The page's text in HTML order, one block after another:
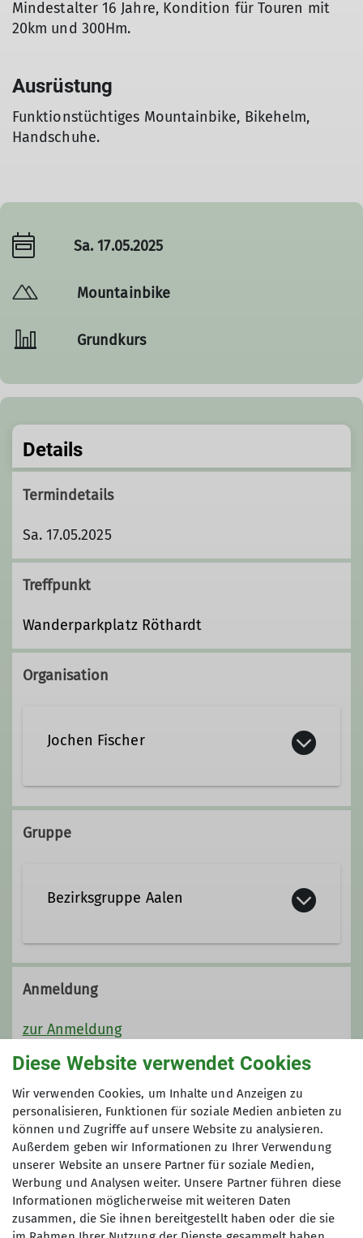
Mindestalter 16 Jahre, Kondition für Touren mit
20km und 300Hm.
Ausrüstung
Funktionstüchtiges Mountainbike, Bikehelm,
Handschuhe.
Sa. 17.05.2025
Mountainbike
Grundkurs
Details
Termindetails
Sa. 17.05.2025
Treffpunkt
Wanderparkplatz Röthardt
Organisation
Jochen Fischer
Qualifikationen
Gruppe
Bezirksgruppe Aalen
Mit über 3000 Mitgliedern gehört die
Bezirksgruppe Aalen zu den größten
Sportvereinen in Aalen. Sie ist eine
der größeren Bezirksgruppen der DAV
Sektion Schwaben und eine der
ältesten: Sie wurde 1930 gegründet.
Derzeit sind in Aalen sieben Gruppen
für Erwachsene und elf Gruppen für
Kinder und Jugendliche aktiv.
Ob einfache Wanderungen,
ausgesetzte Klettersteige, Sport- und
Alpinklettern, Eis- und Hochtouren,
Schneeschuh- und Skitouren oder
Mountainbiken, das alles könnt ihr
Anmeldung
zur Anmeldung
30 € für Sektionsmitglieder
35 € für DAV-Mitglieder
45 € für Nichtmitglieder
Maximale Teilnehmeranzahl
Diese Website verwendet Cookies
Wir verwenden Cookies, um Inhalte und Anzeigen zu
personalisieren, Funktionen für soziale Medien anbieten zu
können und Zugriffe auf unsere Website zu analysieren.
Außerdem geben wir Informationen zu Ihrer Verwendung
unserer Website an unsere Partner für soziale Medien,
Werbung und Analysen weiter. Unsere Partner führen diese
Informationen möglicherweise mit weiteren Daten
zusammen, die Sie ihnen bereitgestellt haben oder die sie